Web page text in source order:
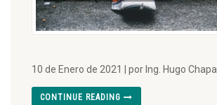
10 de Enero de 2021 | por Ing. Hugo Chapa
CONTINUE READING